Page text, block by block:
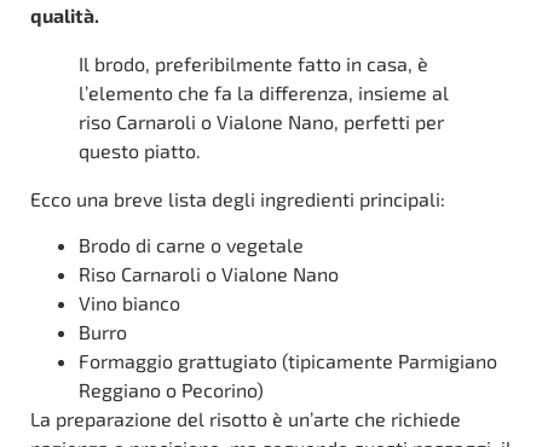
qualità.
Il brodo, preferibilmente fatto in casa, è
l’elemento che fa la differenza, insieme al
riso Carnaroli o Vialone Nano, perfetti per
questo piatto.
Ecco una breve lista degli ingredienti principali:
Brodo di carne o vegetale
Riso Carnaroli o Vialone Nano
Vino bianco
Burro
Formaggio grattugiato (tipicamente Parmigiano
Reggiano o Pecorino)
La preparazione del risotto è un’arte che richiede